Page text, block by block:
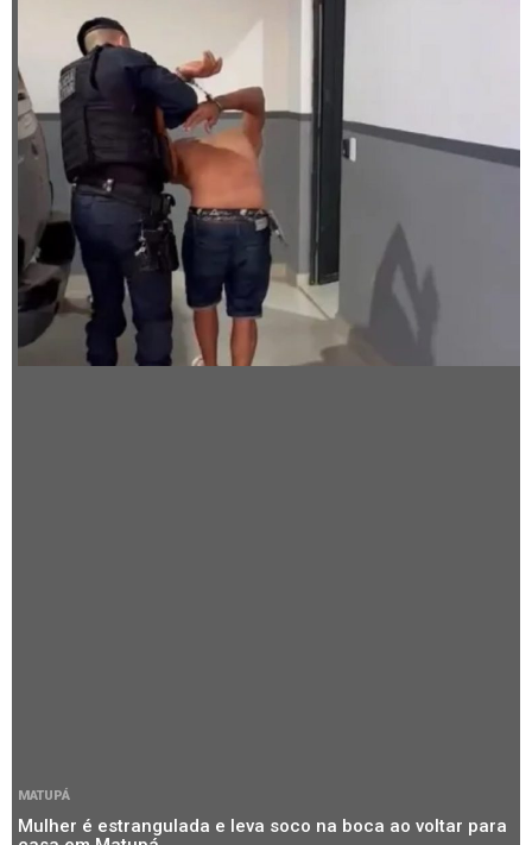
MATUPÁ
Mulher é estrangulada e leva soco na boca ao voltar para